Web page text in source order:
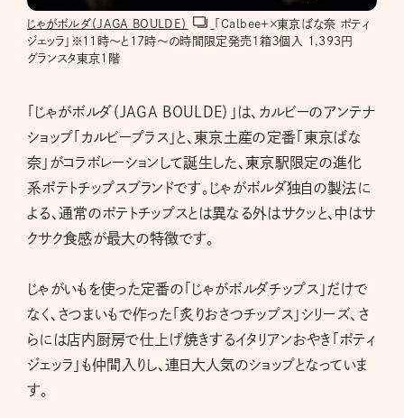
じゃがボルダ（JAGA BOULDE）
「Calbee＋×東京ばな奈 ポティ
ジェッラ」※11時～と17時～の時間限定発売１箱３個入 1,393円
グランスタ東京1階
「じゃがボルダ（JAGA BOULDE）」は、カルビーのアンテナ
ショップ「カルビープラス」と、東京土産の定番「東京ばな
奈」がコラボレーションして誕生した、東京駅限定の進化
系ポテトチップスブランドです。じゃがボルダ独自の製法に
よる、通常のポテトチップスとは異なる外はサクッと、中はサ
クサク食感が最大の特徴です。
じゃがいもを使った定番の「じゃがボルダチップス」だけで
なく、さつまいもで作った「炙りおさつチップス」シリーズ、さ
らには店内厨房で仕上げ焼きするイタリアンおやき「ポティ
ジェッラ」も仲間入りし、連日大人気のショップとなっていま
す。